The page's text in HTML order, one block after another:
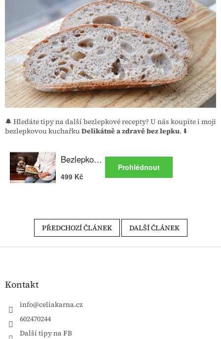
🔔 Hledáte tipy na další bezlepkové recepty? U nás koupíte i moji
bezlepkovou kuchařkuDelikátně a zdravě bez lepku. ⬇️
PŘEDCHOZÍ ČLÁNEK DALŠÍ ČLÁNEK
Zápatí
Kontakt
info@celiakarna.cz
602470244
Další tipy na FB